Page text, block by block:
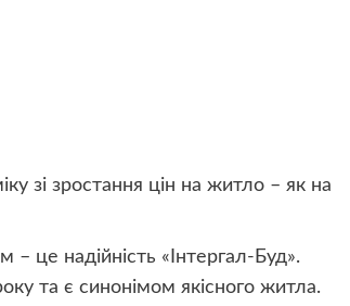
зі зростання цін на житло – як на
це надійність «Інтергал-Буд».
та є синонімом якісного житла.